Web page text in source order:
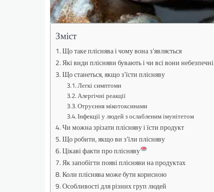
Зміст
Що таке пліснява і чому вона з’являється
Які види плісняви бувають і чи всі вони небезпечні
Що станеться, якщо з’їсти плісняву
Легкі симптоми
Алергічні реакції
Отруєння мікотоксинами
Інфекції у людей з ослабленим імунітетом
Чи можна зрізати плісняву і їсти продукт
Що робити, якщо ви з’їли плісняву
Цікаві факти про плісняву
Як запобігти появі плісняви на продуктах
Коли пліснява може бути корисною
Особливості для різних груп людей